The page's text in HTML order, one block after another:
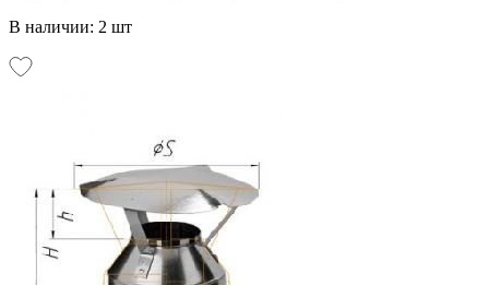
В наличии: 2 шт